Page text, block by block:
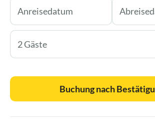
2 Gäste
Buchung nach